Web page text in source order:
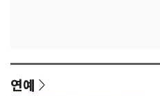
연예